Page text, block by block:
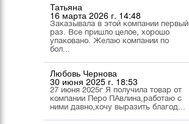
Татьяна
16 марта 2026 г. 14:48
Заказывала в этой компании первый
раз. Все пришло целое, хорошо
упаковано. Желаю компании по
бол...
Любовь Чернова
30 июня 2025 г. 18:53
27 июня 2025г Я получила товар от
компании Перо ПАвлина,работаю с
ними давно,хочу выразить благод...